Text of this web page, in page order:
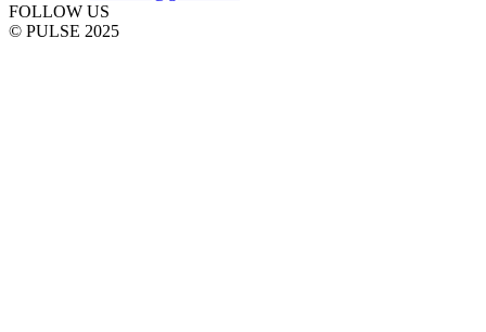
FOLLOW US
© PULSE 2025